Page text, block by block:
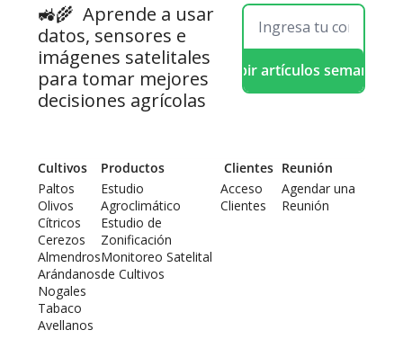
🚜🌾 Aprende a usar
datos, sensores e
imágenes satelitales
para tomar mejores
decisiones agrícolas
Recibir artículos semanales
Cultivos
Paltos
Olivos
Cítricos
Cerezos
Almendros
Arándanos
Nogales
Tabaco
Avellanos
Productos
Estudio
Agroclimático
Estudio de
Zonificación
Monitoreo Satelital
de Cultivos
Clientes
Acceso
Clientes
Reunión
Agendar una
Reunión